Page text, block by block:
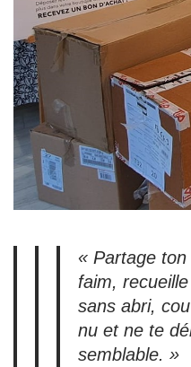
« Partage
faim,
sans abri,
nu et ne te
semblable. »